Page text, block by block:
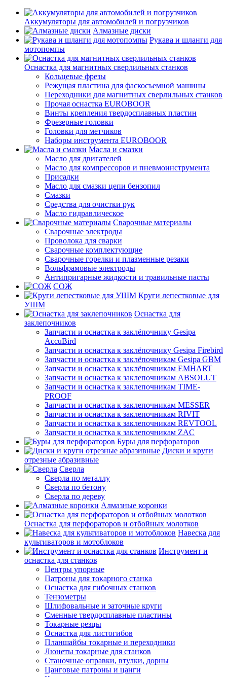
Аккумуляторы для автомобилей и погрузчиков
Алмазные диски
Рукава и шланги для
мотопомпы
Оснастка для магнитных сверлильных станков
Кольцевые фрезы
Режущая пластина для фаскосъемной машины
Переходники для магнитных сверлильных станков
Прочая оснастка EUROBOOR
Винты крепления твердосплавных пластин
Фрезерные головки
Головки для метчиков
Наборы инструмента EUROBOOR
Масла и смазки
Масло для двигателей
Масло для компрессоров и пневмоинструмента
Присадки
Масло для смазки цепи бензопил
Смазки
Средства для очистки рук
Масло гидравлическое
Сварочные материалы
Сварочные электроды
Проволока для сварки
Сварочные комплектующие
Сварочные горелки и плазменные резаки
Вольфрамовые электроды
Антипригарные жидкости и травильные пасты
СОЖ
Круги лепестковые для
УШМ
Оснастка для
заклепочников
Запчасти и оснастка к заклёпочнику Gesipa
AccuBird
Запчасти и оснастка к заклёпочнику Gesipa Firebird
Запчасти и оснастка к заклёпочникам Gesipa GBM
Запчасти и оснастка к заклёпочникам EMHART
Запчасти и оснастка к заклепочникам ABSOLUT
Запчасти и оснастка к заклепочникам TIME-
PROOF
Запчасти и оснастка к заклепочникам MESSER
Запчасти и оснастка к заклепочникам RIVIT
Запчасти и оснастка к заклепочникам REVTOOL
Запчасти и оснастка к заклепочникам ZAC
Буры для перфораторов
Диски и круги
отрезные абразивные
Сверла
Сверла по металлу
Сверла по бетону
Сверла по дереву
Алмазные коронки
Оснастка для перфораторов и отбойных молотков
Навеска для
культиваторов и мотоблоков
Инструмент и
оснастка для станков
Центры упорные
Патроны для токарного станка
Оснастка для гибочных станков
Тензометры
Шлифовальные и заточные круги
Сменные твердосплавные пластины
Токарные резцы
Оснастка для листогибов
Планшайбы токарные и переходники
Люнеты токарные для станков
Станочные оправки, втулки, дорны
Цанговые патроны и цанги